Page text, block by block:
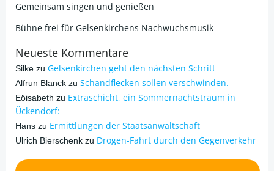
Gemeinsam singen und genießen
Bühne frei für Gelsenkirchens Nachwuchsmusik
Neueste Kommentare
Silke zu Gelsenkirchen geht den nächsten Schritt
Alfrun Blanck zu Schandflecken sollen verschwinden.
Eöisabeth zu Extraschicht, ein Sommernachtstraum in
Ückendorf:
Hans zu Ermittlungen der Staatsanwaltschaft
Ulrich Bierschenk zu Drogen-Fahrt durch den Gegenverkehr